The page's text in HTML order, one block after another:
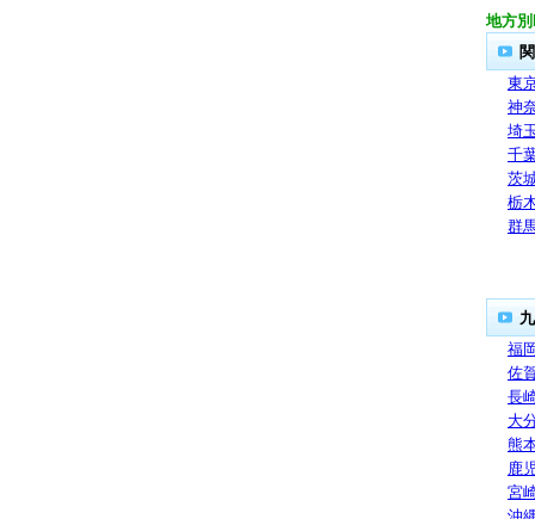
地方
東
神
埼
千
茨
栃
群
福
佐
長
大
熊
鹿
宮